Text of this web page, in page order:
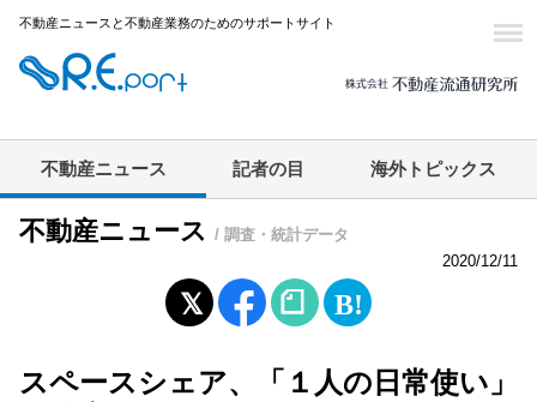
不動産ニュースと不動産業務のためのサポートサイト
不動産ニュース 記者の目 海外トピックス
不動産ニュース / 調査・統計データ
2020/12/11
スペースシェア、「１人の日常使い」